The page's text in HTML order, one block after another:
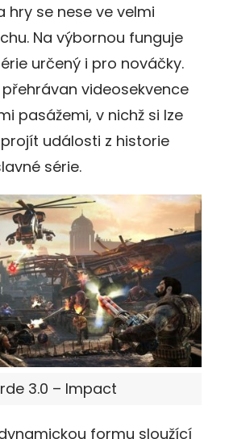
hry se nese ve velmi
Na výbornou funguje
určený i pro nováčky.
videosekvence
pasážemi, v nichž si lze
události z historie
série.
3.0 – Impact
formu sloužící